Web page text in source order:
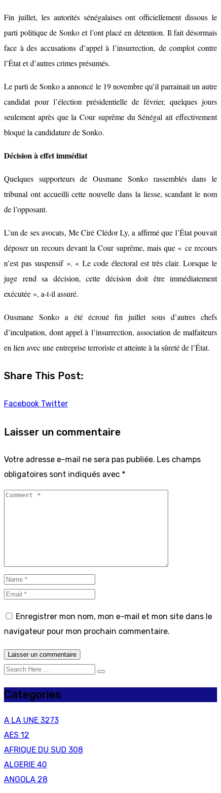
Fin juillet, les autorités sénégalaises ont officiellement dissous le
parti politique de Sonko et l’ont placé en détention. Il fait désormais
face à des accusations d’appel à l’insurrection, de complot contre
l’État et d’autres crimes présumés.
Le parti de Sonko a annoncé le 19 novembre qu’il parrainait un autre
candidat pour l’élection présidentielle de février, quelques jours
seulement après que la Cour suprême du Sénégal ait effectivement
bloqué la candidature de Sonko.
Décision à effet immédiat
Quelques supporteurs de Ousmane Sonko rassemblés dans le
tribunal ont accueilli cette nouvelle dans la liesse, scandant le nom
de l’opposant.
L’un de ses avocats, Me Ciré Clédor Ly, a affirmé que l’État pouvait
déposer un recours devant la Cour suprême, mais que « ce recours
n’est pas suspensif ». « Le code électoral est très clair. Lorsque le
juge rend sa décision, cette décision doit être immédiatement
exécutée », a-t-il assuré.
Ousmane Sonko a été écroué fin juillet sous d’autres chefs
d’inculpation, dont appel à l’insurrection, association de malfaiteurs
en lien avec une entreprise terroriste et atteinte à la sûreté de l’État.
Share This Post:
Facebook Twitter
Laisser un commentaire
Votre adresse e-mail ne sera pas publiée. Les champs
obligatoires sont indiqués avec *
Enregistrer mon nom, mon e-mail et mon site dans le
navigateur pour mon prochain commentaire.
Categories
A LA UNE 3273
AES 12
AFRIQUE DU SUD 308
ALGERIE 40
ANGOLA 28